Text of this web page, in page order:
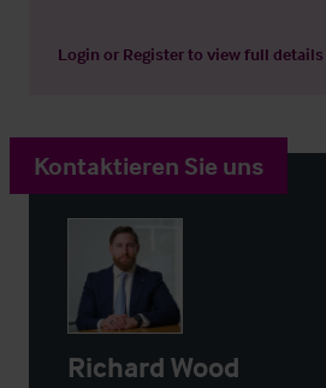
Login or Registerto view full details
Kontaktieren Sie uns
Richard Wood